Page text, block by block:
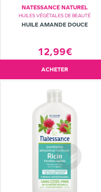
NATESSANCE NATUREL
HUILES VÉGÉTALES DE BEAUTÉ
HUILE AMANDE DOUCE
12,99€
ACHETER